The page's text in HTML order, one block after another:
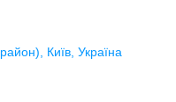
Київ, Україна